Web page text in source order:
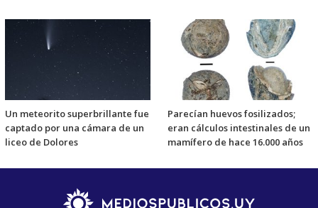
Un meteorito superbrillante fue
captado por una cámara de un
liceo de Dolores
Parecían huevos fosilizados;
eran cálculos intestinales de un
mamífero de hace 16.000 años